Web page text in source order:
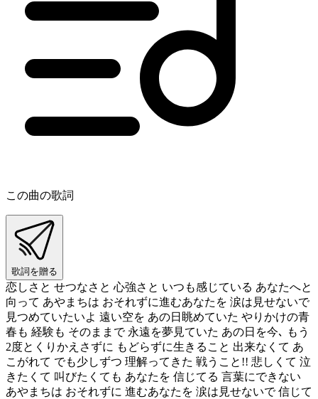
この曲の歌詞
歌詞を贈る
恋しさと せつなさと 心強さと いつも感じている あなたへと
向って あやまちは おそれずに進むあなたを 涙は見せないで
見つめていたいよ 遠い空を あの日眺めていた やりかけの青
春も 経験も そのままで 永遠を夢見ていた あの日を今､ もう
2度とくりかえさずに もどらずに生きること 出来なくて あ
こがれて でも少しずつ 理解ってきた 戦うこと!! 悲しくて 泣
きたくて 叫びたくても あなたを 信じてる 言葉にできない
あやまちは おそれずに 進むあなたを 涙は見せないで 信じて